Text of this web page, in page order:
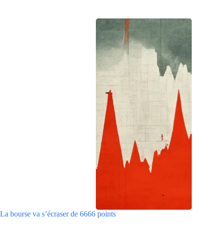
La bourse va s’écraser de 6666 points